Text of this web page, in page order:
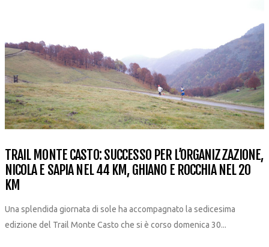
TRAIL MONTE CASTO: SUCCESSO PER L’ORGANIZZAZIONE,
NICOLA E SAPIA NEL 44 KM, GHIANO E ROCCHIA NEL 20
KM
Una splendida giornata di sole ha accompagnato la sedicesima
edizione del Trail Monte Casto che si è corso domenica 30...